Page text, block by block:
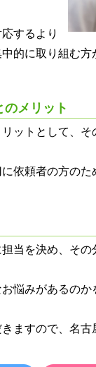
するより
的に取り組む
メリット
ットとして、
依頼者の方の
当を決め、そ
悩みがあるの
ますので、名